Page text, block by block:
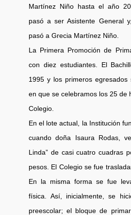
Martínez Niño hasta el año
pasó a ser Asistente General
pasó a Grecia Martínez Niño.
La Primera Promoción de
con diez estudiantes. El
1995 y los primeros
en que se celebramos los 25 de
Colegio.
En el lote actual, la Institución
cuando doña Isaura Rodas,
Linda” de casi cuatro cuadras
pesos. El Colegio se fue
En la misma forma se fue
física. Así, inicialmente, se
preescolar; el bloque de